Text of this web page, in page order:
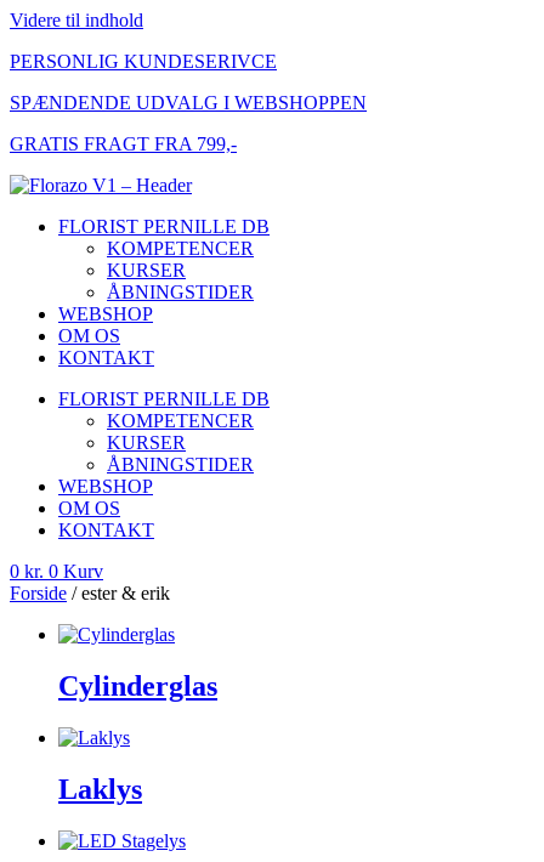
Videre til indhold
PERSONLIG KUNDESERIVCE
SPÆNDENDE UDVALG I WEBSHOPPEN
GRATIS FRAGT FRA 799,-
FLORIST PERNILLE DB
KOMPETENCER
KURSER
ÅBNINGSTIDER
WEBSHOP
OM OS
KONTAKT
FLORIST PERNILLE DB
KOMPETENCER
KURSER
ÅBNINGSTIDER
WEBSHOP
OM OS
KONTAKT
0 kr. 0 Kurv
Forside / ester & erik
Cylinderglas
Laklys